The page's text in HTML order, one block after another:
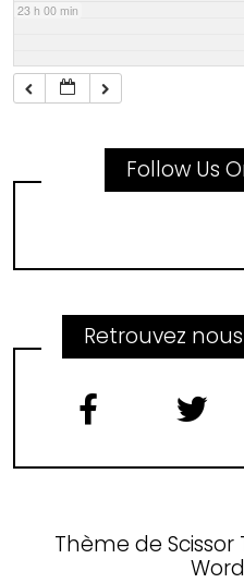
23 h 00 min
Follow Us
Retrouvez
Thème de